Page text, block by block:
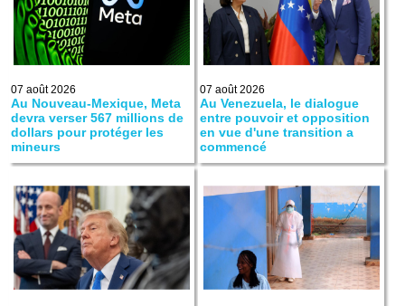
07 août 2026
Au Nouveau-Mexique, Meta
devra verser 567 millions de
dollars pour protéger les
mineurs
07 août 2026
Au Venezuela, le dialogue
entre pouvoir et opposition
en vue d'une transition a
commencé